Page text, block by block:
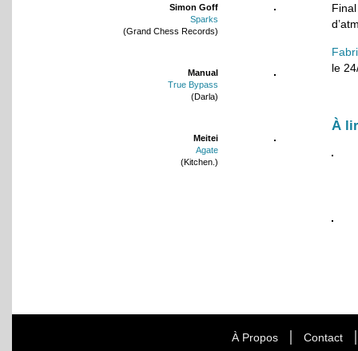
Simon Goff
Sparks
(Grand Chess Records)
Manual
True Bypass
(Darla)
Meitei
Agate
(Kitchen.)
le
À
À Propos Contact